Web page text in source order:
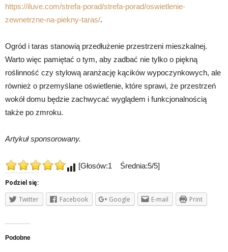
https://iluve.com/strefa-porad/strefa-porad/oswietlenie-
zewnetrzne-na-piekny-taras/.
Ogród i taras stanowią przedłużenie przestrzeni mieszkalnej.
Warto więc pamiętać o tym, aby zadbać nie tylko o piękną
roślinność czy stylową aranżację kącików wypoczynkowych, ale
również o przemyślane oświetlenie, które sprawi, że przestrzeń
wokół domu będzie zachwycać wyglądem i funkcjonalnością
także po zmroku.
Artykuł sponsorowany.
[Głosów:1 Średnia:5/5]
Podziel się:
Twitter Facebook Google E-mail Print
Podobne